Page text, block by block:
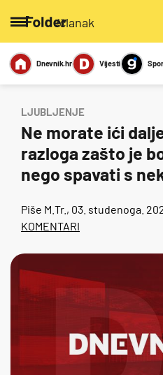
/članak
Miks
Sexy
Dnevnik.hr Vijesti
LJUBLJENJE
Ne morate ići
razloga zašto je
nego spavati s
Piše M.Tr. , 03. studenoga.
KOMENTARI